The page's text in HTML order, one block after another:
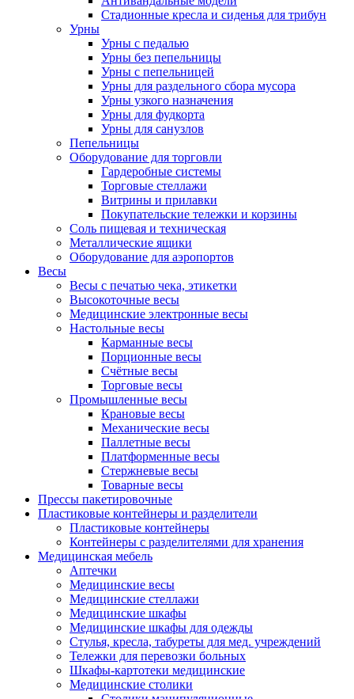
Стадионные кресла и сиденья для трибун
Урны
Урны с педалью
Урны без пепельницы
Урны с пепельницей
Урны для раздельного сбора мусора
Урны узкого назначения
Урны для фудкорта
Урны для санузлов
Пепельницы
Оборудование для торговли
Гардеробные системы
Торговые стеллажи
Витрины и прилавки
Покупательские тележки и корзины
Соль пищевая и техническая
Металлические ящики
Оборудование для аэропортов
Весы
Весы с печатью чека, этикетки
Высокоточные весы
Медицинские электронные весы
Настольные весы
Карманные весы
Порционные весы
Счётные весы
Торговые весы
Промышленные весы
Крановые весы
Механические весы
Паллетные весы
Платформенные весы
Стержневые весы
Товарные весы
Прессы пакетировочные
Пластиковые контейнеры и разделители
Пластиковые контейнеры
Контейнеры с разделителями для хранения
Медицинская мебель
Аптечки
Медицинские весы
Медицинские стеллажи
Медицинские шкафы
Медицинские шкафы для одежды
Стулья, кресла, табуреты для мед. учреждений
Тележки для перевозки больных
Шкафы-картотеки медицинские
Медицинские столики